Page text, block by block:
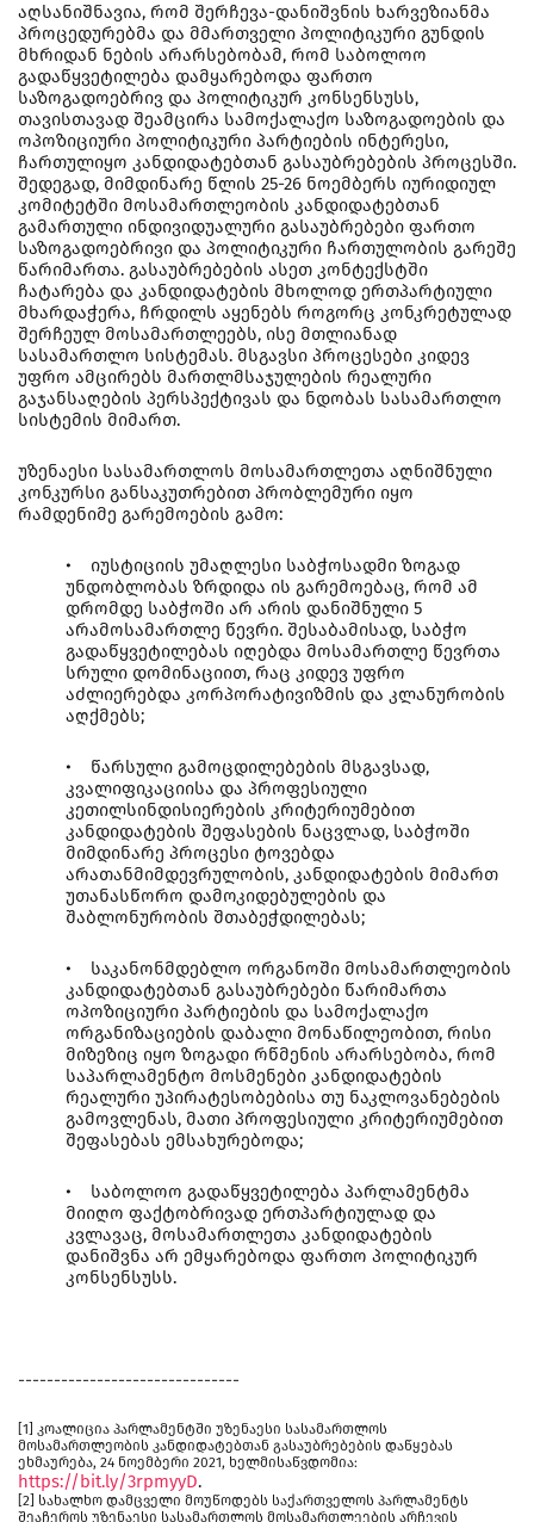
აღსანიშნავია, რომ შერჩევა-დანიშვნის ხარვეზიანმა
პროცედურებმა და მმართველი პოლიტიკური გუნდის
მხრიდან ნების არარსებობამ, რომ საბოლოო
გადაწყვეტილება დამყარებოდა ფართო
საზოგადოებრივ და პოლიტიკურ კონსენსუსს,
თავისთავად შეამცირა სამოქალაქო საზოგადოების და
ოპოზიციური პოლიტიკური პარტიების ინტერესი,
ჩართულიყო კანდიდატებთან გასაუბრებების პროცესში.
შედეგად, მიმდინარე წლის 25-26 ნოემბერს იურიდიულ
კომიტეტში მოსამართლეობის კანდიდატებთან
გამართული ინდივიდუალური გასაუბრებები ფართო
საზოგადოებრივი და პოლიტიკური ჩართულობის გარეშე
წარიმართა. გასაუბრებების ასეთ კონტექსტში
ჩატარება და კანდიდატების მხოლოდ ერთპარტიული
მხარდაჭერა, ჩრდილს აყენებს როგორც კონკრეტულად
შერჩეულ მოსამართლეებს, ისე მთლიანად
სასამართლო სისტემას. მსგავსი პროცესები კიდევ
უფრო ამცირებს მართლმსაჯულების რეალური
გაჯანსაღების პერსპექტივას და ნდობას სასამართლო
სისტემის მიმართ.
უზენაესი სასამართლოს მოსამართლეთა აღნიშნული
კონკურსი განსაკუთრებით პრობლემური იყო
რამდენიმე გარემოების გამო:
• იუსტიციის უმაღლესი საბჭოსადმი ზოგად
უნდობლობას ზრდიდა ის გარემოებაც, რომ ამ
დრომდე საბჭოში არ არის დანიშნული 5
არამოსამართლე წევრი. შესაბამისად, საბჭო
გადაწყვეტილებას იღებდა მოსამართლე წევრთა
სრული დომინაციით, რაც კიდევ უფრო
აძლიერებდა კორპორატივიზმის და კლანურობის
აღქმებს;
• წარსული გამოცდილებების მსგავსად,
კვალიფიკაციისა და პროფესიული
კეთილსინდისიერების კრიტერიუმებით
კანდიდატების შეფასების ნაცვლად, საბჭოში
მიმდინარე პროცესი ტოვებდა
არათანმიმდევრულობის, კანდიდატების მიმართ
უთანასწორო დამოკიდებულების და
შაბლონურობის შთაბეჭდილებას;
• საკანონმდებლო ორგანოში მოსამართლეობის
კანდიდატებთან გასაუბრებები წარიმართა
ოპოზიციური პარტიების და სამოქალაქო
ორგანიზაციების დაბალი მონაწილეობით, რისი
მიზეზიც იყო ზოგადი რწმენის არარსებობა, რომ
საპარლამენტო მოსმენები კანდიდატების
რეალური უპირატესობებისა თუ ნაკლოვანებების
გამოვლენას, მათი პროფესიული კრიტერიუმებით
შეფასებას ემსახურებოდა;
• საბოლოო გადაწყვეტილება პარლამენტმა
მიიღო ფაქტობრივად ერთპარტიულად და
კვლავაც, მოსამართლეთა კანდიდატების
დანიშვნა არ ემყარებოდა ფართო პოლიტიკურ
კონსენსუსს.
-------------------------------
[1] კოალიცია პარლამენტში უზენაესი სასამართლოს
მოსამართლეობის კანდიდატებთან გასაუბრებების დაწყებას
ეხმაურება, 24 ნოემბერი 2021, ხელმისაწვდომია:
https://bit.ly/3rpmyyD.
[2] სახალხო დამცველი მოუწოდებს საქართველოს პარლამენტს
შეაჩეროს უზენაესი სასამართლოს მოსამართლეების არჩევის